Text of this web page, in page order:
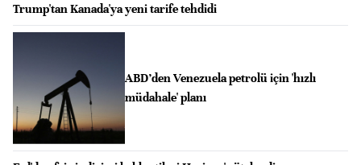
Trump'tan Kanada'ya yeni tarife tehdidi
ABD’den Venezuela petrolü için 'hızlı
müdahale' planı